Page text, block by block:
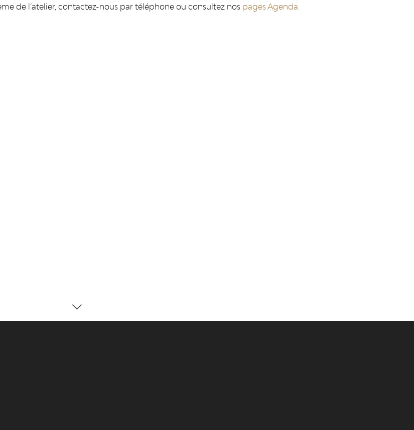
de l’atelier, contactez-nous par téléphone ou consultez nos pages Agenda.